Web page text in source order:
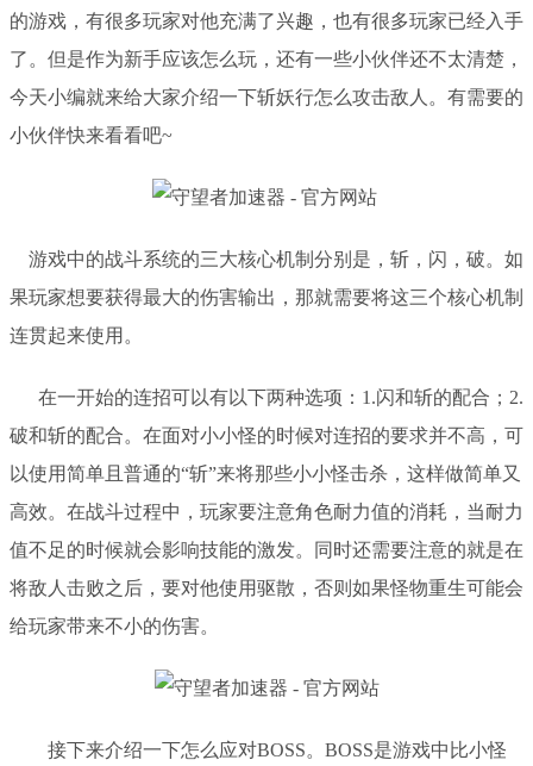
的游戏，有很多玩家对他充满了兴趣，也有很多玩家已经入手
了。但是作为新手应该怎么玩，还有一些小伙伴还不太清楚，
今天小编就来给大家介绍一下斩妖行怎么攻击敌人。有需要的
小伙伴快来看看吧~
游戏中的战斗系统的三大核心机制分别是，斩，闪，破。如
果玩家想要获得最大的伤害输出，那就需要将这三个核心机制
连贯起来使用。
在一开始的连招可以有以下两种选项： 1.闪和斩的配合；2.
破和斩的配合。在面对小小怪的时候对连招的要求并不高，可
以使用简单且普通的“斩”来将那些小小怪击杀，这样做简单又
高效。在战斗过程中，玩家要注意角色耐力值的消耗，当耐力
值不足的时候就会影响技能的激发。同时还需要注意的就是在
将敌人击败之后，要对他使用驱散，否则如果怪物重生可能会
给玩家带来不小的伤害。
接下来介绍一下怎么应对BOSS。BOSS是游戏中比小怪